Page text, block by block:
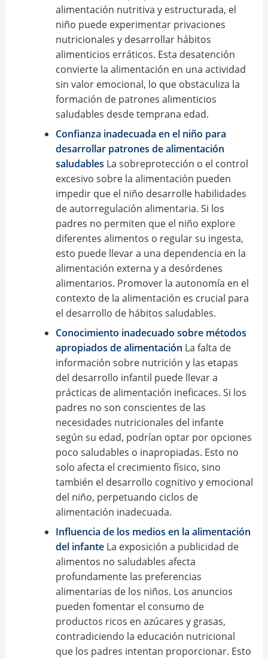
alimentación nutritiva y estructurada, el
niño puede experimentar privaciones
nutricionales y desarrollar hábitos
alimenticios erráticos. Esta desatención
convierte la alimentación en una actividad
sin valor emocional, lo que obstaculiza la
formación de patrones alimenticios
saludables desde temprana edad.
Confianza inadecuada en el niño para
desarrollar patrones de alimentación
saludables La sobreprotección o el control
excesivo sobre la alimentación pueden
impedir que el niño desarrolle habilidades
de autorregulación alimentaria. Si los
padres no permiten que el niño explore
diferentes alimentos o regular su ingesta,
esto puede llevar a una dependencia en la
alimentación externa y a desórdenes
alimentarios. Promover la autonomía en el
contexto de la alimentación es crucial para
el desarrollo de hábitos saludables.
Conocimiento inadecuado sobre métodos
apropiados de alimentación La falta de
información sobre nutrición y las etapas
del desarrollo infantil puede llevar a
prácticas de alimentación ineficaces. Si los
padres no son conscientes de las
necesidades nutricionales del infante
según su edad, podrían optar por opciones
poco saludables o inapropiadas. Esto no
solo afecta el crecimiento físico, sino
también el desarrollo cognitivo y emocional
del niño, perpetuando ciclos de
alimentación inadecuada.
Influencia de los medios en la alimentación
del infanteLa exposición a publicidad de
alimentos no saludables afecta
profundamente las preferencias
alimentarias de los niños. Los anuncios
pueden fomentar el consumo de
productos ricos en azúcares y grasas,
contradiciendo la educación nutricional
que los padres intentan proporcionar. Esto